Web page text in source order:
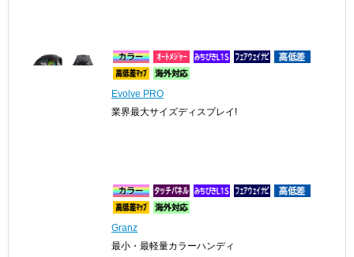
Evolve PRO
業界最大サイズディスプレイ!
Granz
最小・最軽量カラーハンディ